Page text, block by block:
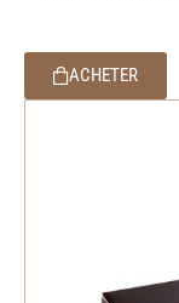
ACHETER